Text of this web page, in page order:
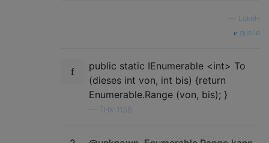
LukeH
quelle
public static IEnumerable <int> To
(dieses int von, int bis) {return
Enumerable.Range (von, bis); }
THX-1138